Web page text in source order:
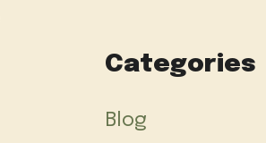
Categories
Blog